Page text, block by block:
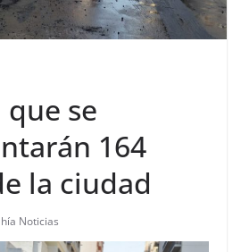
se
164
la ciudad
Noticias